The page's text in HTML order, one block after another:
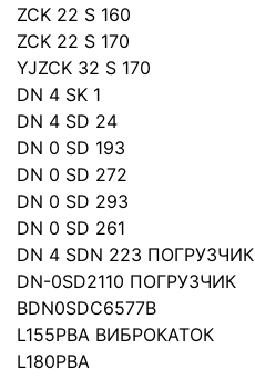
ZCK 22 S 160
ZCK 22 S 170
YJZCK 32 S 170
DN 4 SK 1
DN 4 SD 24
DN 0 SD 193
DN 0 SD 272
DN 0 SD 293
DN 0 SD 261
DN 4 SDN 223 ПОГРУЗЧИК
DN-0SD2110 ПОГРУЗЧИК
BDN0SDC6577B
L155PBA ВИБРОКАТОК
L180PBA